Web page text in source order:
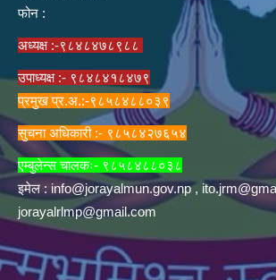
फोन :
अध्यक्ष :-९८४८४७८९८८
उपाध्यक्ष :- ९८४८४१८४७९
प्रमुख प्र.अ.:-९८५८४८८०३९
सुचना अधिकारी :- ९८५८४२७६५४
एम्बुलेन्स चालकः- ९८५८४८८०३८
इमेल : info@jorayalmun.gov.np,
jorayalrlmp@gmail.com